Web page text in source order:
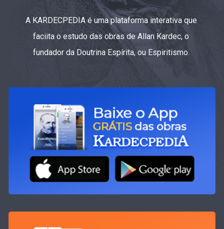
A KARDECPEDIA é uma plataforma interativa que
faciita o estudo das obras de Allan Kardec, o
fundador da Doutrina Espírita, ou Espiritismo.